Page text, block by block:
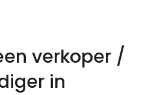
verkoper /
in